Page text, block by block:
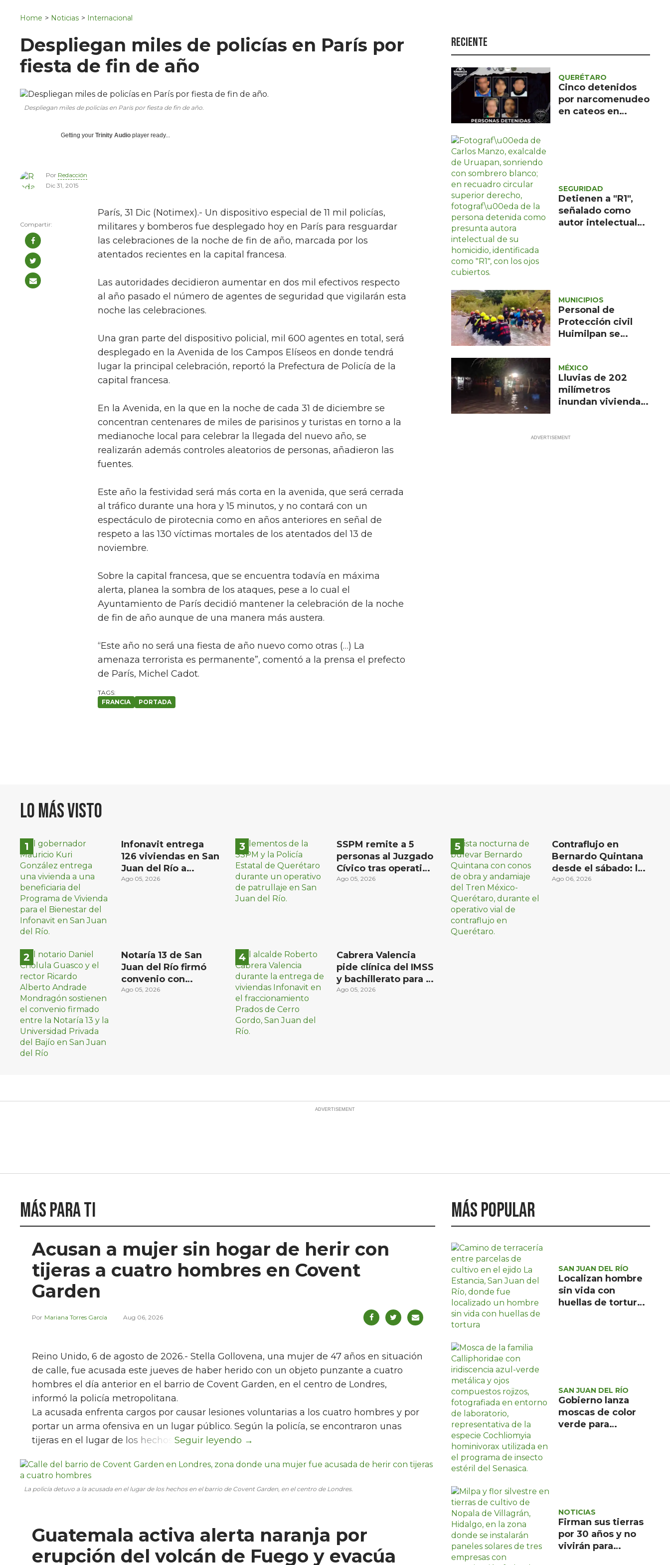
Política
Turismo
Asuntos Sociales
Estilo de vida
Home > Noticias > Internacional
Despliegan miles de policías en París por
fiesta de fin de año
Despliegan miles de policías en París por fiesta de fin de año.
Getting your Trinity Audio player ready...
Por Redacción
Dic 31, 2015
París, 31 Dic (Notimex).- Un dispositivo especial de 11 mil policías,
militares y bomberos fue desplegado hoy en París para resguardar
las celebraciones de la noche de fin de año, marcada por los
atentados recientes en la capital francesa.
Las autoridades decidieron aumentar en dos mil efectivos respecto
al año pasado el número de agentes de seguridad que vigilarán esta
noche las celebraciones.
Una gran parte del dispositivo policial, mil 600 agentes en total, será
desplegado en la Avenida de los Campos Elíseos en donde tendrá
lugar la principal celebración, reportó la Prefectura de Policía de la
capital francesa.
En la Avenida, en la que en la noche de cada 31 de diciembre se
concentran centenares de miles de parisinos y turistas en torno a la
medianoche local para celebrar la llegada del nuevo año, se
realizarán además controles aleatorios de personas, añadieron las
fuentes.
Este año la festividad será más corta en la avenida, que será cerrada
al tráfico durante una hora y 15 minutos, y no contará con un
espectáculo de pirotecnia como en años anteriores en señal de
respeto a las 130 víctimas mortales de los atentados del 13 de
noviembre.
Sobre la capital francesa, que se encuentra todavía en máxima
alerta, planea la sombra de los ataques, pese a lo cual el
Ayuntamiento de París decidió mantener la celebración de la noche
de fin de año aunque de una manera más austera.
“Este año no será una fiesta de año nuevo como otras (…) La
amenaza terrorista es permanente”, comentó a la prensa el prefecto
de París, Michel Cadot.
FRANCIA PORTADA
Reciente
QUERÉTARO
Cinco detenidos
por narcomenudeo
en cateos en
SEGURIDAD
Detienen a "R1",
señalado como
autor intelectual
MUNICIPIOS
Personal de
Protección civil
Huimilpan se
MÉXICO
Lluvias de 202
milímetros
inundan viviendas
Lo más visto
Infonavit entrega
126 viviendas en San
Juan del Río a
familias de bajos
Ago 05, 2026
Notaría 13 de San
Juan del Río firmó
convenio con
Universidad Privada
Ago 05, 2026
SSPM remite a 5
personas al Juzgado
Cívico tras operativo
en San Juan del Río
Ago 05, 2026
Cabrera Valencia
pide clínica del IMSS
y bachillerato para la
zona oriente de San
Ago 05, 2026
Contraflujo en
Bernardo Quintana
desde el sábado: la
etapa más compleja
Ago 06, 2026
Más para ti
Acusan a mujer sin hogar de herir con
tijeras a cuatro hombres en Covent
Garden
Mariana Torres García Aug 06, 2026
La policía detuvo a la acusada en el lugar de los hechos en el barrio de Covent Garden, en el centro de Londres.
Reino Unido, 6 de agosto de 2026.- Stella Gollovena, una mujer de 47 años en situación
de calle, fue acusada este jueves de haber herido con un objeto punzante a cuatro
hombres el día anterior en el barrio de Covent Garden, en el centro de Londres,
informó la policía metropolitana.
La acusada enfrenta cargos por causar lesiones voluntarias a los cuatro hombres y por
portar un arma ofensiva en un lugar público. Según la policía, se encontraron unas
tijeras en el lugar de los hechos.
Más popular
SAN JUAN DEL RÍO
Localizan hombre
sin vida con
huellas de tortura
SAN JUAN DEL RÍO
Gobierno lanza
moscas de color
verde para
NOTICIAS
Firman sus tierras
por 30 años y no
vivirán para
Guatemala activa alerta naranja por
erupción del volcán de Fuego y evacúa